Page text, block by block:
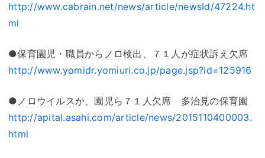
http://www.cabrain.net/news/article/newsId/47224.ht
ml
●保育園児・職員から ノロ検出、７１人が症状訴え欠席
http://www.yomidr.yomiuri.co.jp/page.jsp?id=125916
● ノロウイルスか、園児ら７１人欠席 多治見の保育園
http://apital.asahi.com/article/news/2015110400003.
html